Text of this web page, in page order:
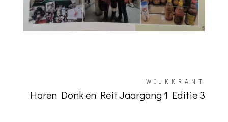
WIJKKRANT
Haren Donk en Reit Jaargang 1 Editie 3